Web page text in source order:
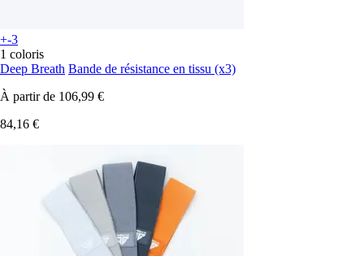
+-3
1 coloris
Deep Breath Bande de résistance en tissu (x3)
À partir de 106,99 €
84,16 €